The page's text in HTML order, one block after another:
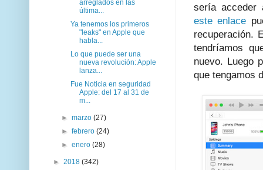
sería acceder
este enlace
recuperación.
tendríamos
nuevo. Luego
que tengamos
arreglados en las
última...
Ya tenemos los primeros
"leaks" en Apple que
habla...
Lo que puede ser una
nueva revolución: Apple
lanza...
Fue Noticia en seguridad
Apple: del 17 al 31 de
m...
►marzo(27)
►febrero(24)
►enero(28)
► 2018 (342)